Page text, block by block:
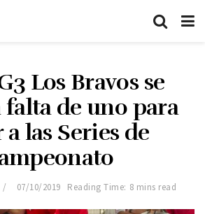
Los Bravos se
falta de uno para
a las Series de
07/10/2019 Reading Time: 8 mins read